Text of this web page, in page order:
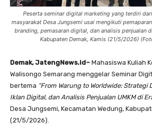
Peserta seminar digital marketing yang terdiri
masyarakat Desa Jungsemi usai mengikuti
branding, pemasaran digital, dan analisis penjualan
Kabupaten Demak, Kamis (21/5/2026)
Demak, JatengNews.id– Mahasiswa Kuliah
Walisongo Semarang menggelar Seminar
bertema “From Warung to Worldwide: Strategi
Iklan Digital, dan Analisis Penjualan UMKM di
Desa Jungsemi, Kecamatan Wedung,
(21/5/2026).